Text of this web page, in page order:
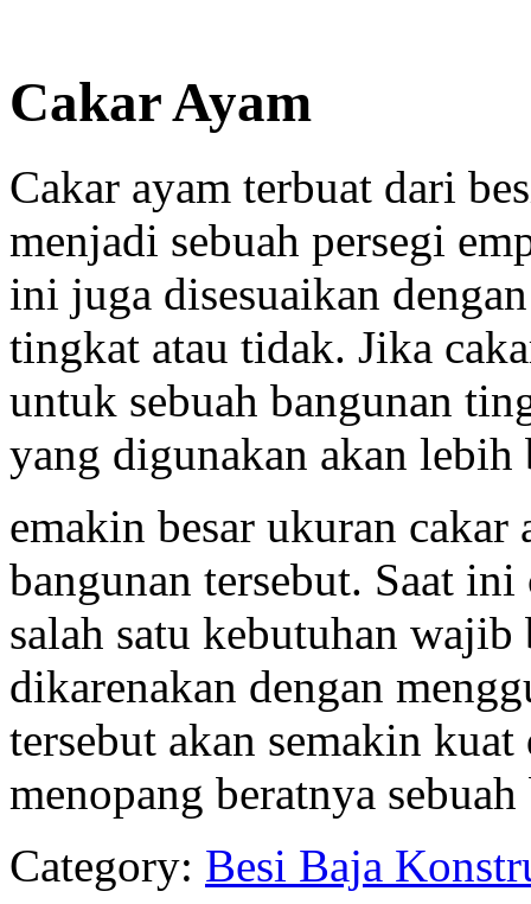
Cakar Ayam
Cakar ayam terbuat dari
menjadi sebuah persegi
ini juga disesuaikan
tingkat atau tidak. Jika
untuk sebuah bangunan
yang digunakan akan lebih
emakin besar ukuran cakar
bangunan tersebut. Saat
salah satu kebutuhan
dikarenakan dengan
tersebut akan semakin
menopang beratnya
Category: Besi Baja